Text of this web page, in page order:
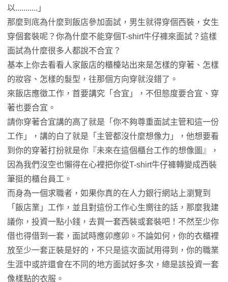
以...........」
那麼到底為什麼到飯店參加面試，男生就得穿個西裝，女生
穿個套裝呢？你為什麼不能穿個T-shirt牛仔褲來面試？這樣
面試為什麼很多人都說不合宜？
基本上你去看看人家飯店的櫃檯站出來是怎樣的穿著、怎樣
的妝容、怎樣的髮型，往那個方向穿就沒錯了。
來飯店應徵工作，首要講究「合宜」，不但態度要合宜、穿
著也要合宜。
請你穿著合宜講的高了就是「你不夠尊重面試主管和這一份
工作」，講的白了就是「主管都沒什麼想像力」，他想要看
到你的穿著打扮就是你『未來在這個櫃台工作的想像圖』，
因為我們沒空也懶得在心裡把你從T-shirt牛仔褲轉變成西裝
筆挺的櫃台員工。
而身為一個求職者，如果你真的在人力銀行網站上瀏覽到
「飯店業」工作，並且對這份工作心生嚮往的話，那麼我建
議你，投資一點小錢，去買一套西裝或套裝吧！不然至少你
借也得借到一套，面試時應卯應卯。不論如何，你的衣櫃裡
放至少一套正裝是好的，不只是這次面試用得到，你的職業
生涯中或許還會在不同的地方面試好多次，總是該投資一套
像樣點的衣服。